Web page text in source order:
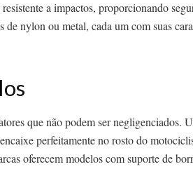
a impactos, proporcionando
de nylon ou metal, cada um com suas
que não podem ser negligenciados.
perfeitamente no rosto do
oferecem modelos com suporte de